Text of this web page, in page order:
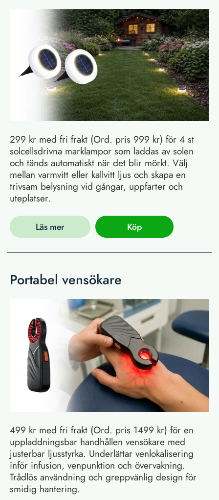
299 kr med fri frakt (Ord. pris 999 kr) för 4 st
solcellsdrivna marklampor som laddas av solen
och tänds automatiskt när det blir mörkt. Välj
mellan varmvitt eller kallvitt ljus och skapa en
trivsam belysning vid gångar, uppfarter och
uteplatser.
Läs mer Köp
Portabel vensökare
499 kr med fri frakt (Ord. pris 1499 kr) för en
uppladdningsbar handhållen vensökare med
justerbar ljusstyrka. Underlättar venlokalisering
inför infusion, venpunktion och övervakning.
Trådlös användning och greppvänlig design för
smidig hantering.